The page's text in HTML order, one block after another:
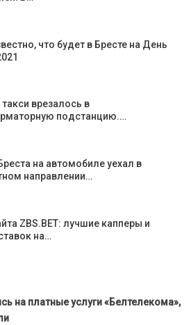
что будет в Бресте на День
такси врезалось в
подстанцию.…
на автомобиле уехал в
направлении…
ZBS.BET: лучшие капперы и
на…
на платные услуги «Белтелекома»,